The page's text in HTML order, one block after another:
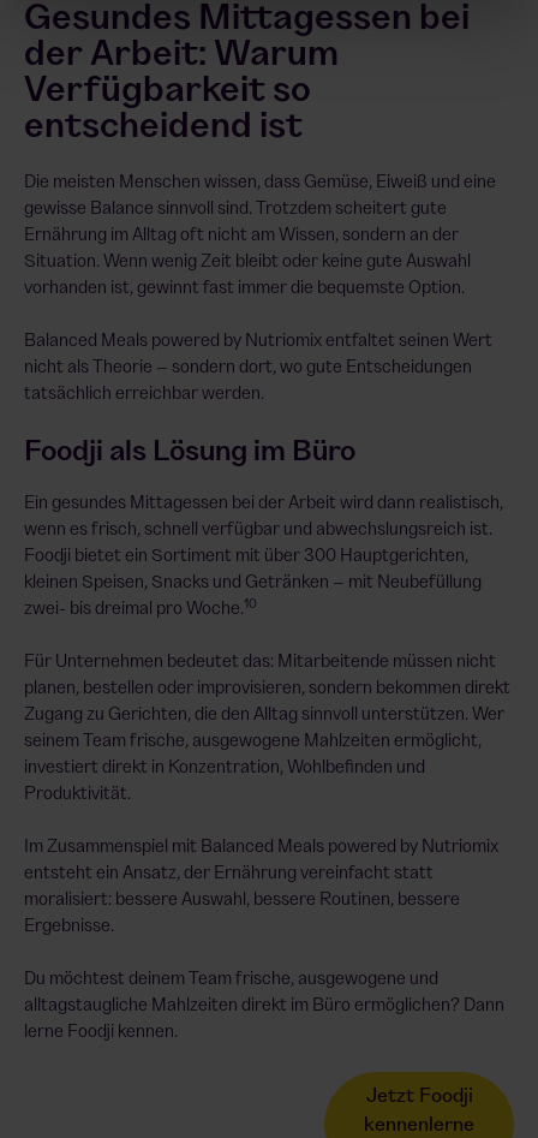
Gesundes Mittagessen bei
der Arbeit: Warum
Verfügbarkeit so
entscheidend ist
Die meisten Menschen wissen, dass Gemüse, Eiweiß und eine
gewisse Balance sinnvoll sind. Trotzdem scheitert gute
Ernährung im Alltag oft nicht am Wissen, sondern an der
Situation. Wenn wenig Zeit bleibt oder keine gute Auswahl
vorhanden ist, gewinnt fast immer die bequemste Option.
Balanced Meals powered by Nutriomix entfaltet seinen Wert
nicht als Theorie – sondern dort, wo gute Entscheidungen
tatsächlich erreichbar werden.
Foodji als Lösung im Büro
Ein gesundes Mittagessen bei der Arbeit wird dann realistisch,
wenn es frisch, schnell verfügbar und abwechslungsreich ist.
Foodji bietet ein Sortiment mit über 300 Hauptgerichten,
kleinen Speisen, Snacks und Getränken – mit Neubefüllung
zwei- bis dreimal pro Woche.10
Für Unternehmen bedeutet das: Mitarbeitende müssen nicht
planen, bestellen oder improvisieren, sondern bekommen direkt
Zugang zu Gerichten, die den Alltag sinnvoll unterstützen. Wer
seinem Team frische, ausgewogene Mahlzeiten ermöglicht,
investiert direkt in Konzentration, Wohlbefinden und
Produktivität.
Im Zusammenspiel mit Balanced Meals powered by Nutriomix
entsteht ein Ansatz, der Ernährung vereinfacht statt
moralisiert: bessere Auswahl, bessere Routinen, bessere
Ergebnisse.
Du möchtest deinem Team frische, ausgewogene und
alltagstaugliche Mahlzeiten direkt im Büro ermöglichen? Dann
lerne Foodji kennen.
Jetzt Foodji
kennenlerne